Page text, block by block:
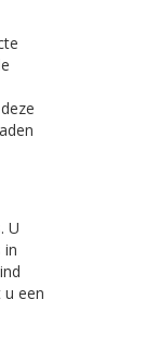
U
in
u een